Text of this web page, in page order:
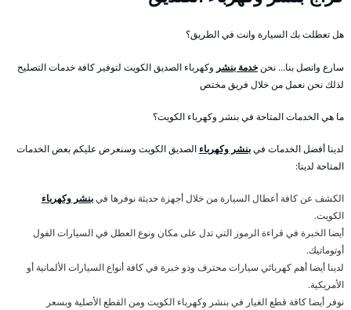
هل تعطلت بك السيارة وانت في الطريق؟
سارع واتصل بنا… نحنخدمة بنشر وكهرباء الصديق الكويت لتوفير كافة خدمات التصليح
لذلك نحن نعمل من خلال فريق مختص
ما هي الخدمات المتاحة في بنشر وكهرباء الكويت؟
لدينا أفضل الخدمات فيبنشر وكهرباء الصديق الكويت وسنعرض عليكم بعض الخدمات
المتاحة لدينا:
الكشف عن كافة أعطال السيارة من خلال أجهزة حديثة نوفرها فيبنشر وكهرباء
الكويت.
أيضا الخبرة في قراءة الرموز التي تدل على مكان ونوع العطل في السيارات الفول
أوتوماتيك.
لدينا أيضا أهم كهربائي سيارات محترف وذو خبرة في كافة أنواع السيارات الألمانية أو
الأمريكية.
نوفر أيضا كافة قطع الغيار في بنشر وكهرباء الكويت ومن القطع الأصلية وبسعر